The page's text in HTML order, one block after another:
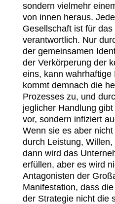
sondern vielmehr
von innen heraus.
Gesellschaft ist für
verantwortlich. Nur
der gemeinsamen
der Verkörperung der
eins, kann
kommt demnach die
Prozesses zu, und
jeglicher Handlung
vor, sondern infiziert
Wenn sie es aber
durch Leistung,
dann wird das
erfüllen, aber es wird
Antagonisten der
Manifestation, dass
der Strategie nicht die